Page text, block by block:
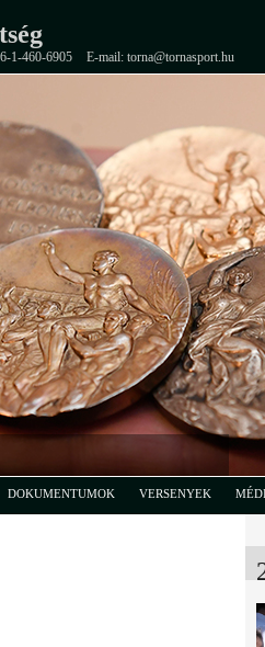
1-460-6905 E-mail: torna@tornasport.hu
DOKUMENTUMOK VERSENYEK